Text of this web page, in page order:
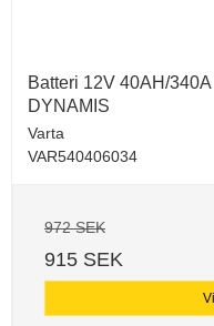
Batteri 12V 40AH/
DYNAMIS
Varta
VAR540406034
972 SEK
915 SEK